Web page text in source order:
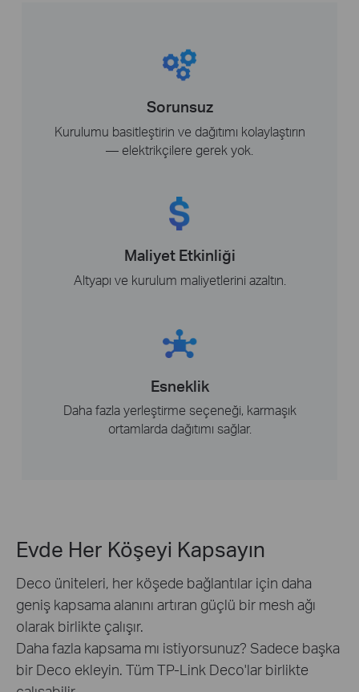
Sorunsuz
Kurulumu basitleştirin ve dağıtımı kolaylaştırın
— elektrikçilere gerek yok.
Maliyet Etkinliği
Altyapı ve kurulum maliyetlerini azaltın.
Esneklik
Daha fazla yerleştirme seçeneği, karmaşık
ortamlarda dağıtımı sağlar.
Evde Her Köşeyi Kapsayın
Deco üniteleri, her köşede bağlantılar için daha
geniş kapsama alanını artıran güçlü bir mesh ağı
olarak birlikte çalışır.
Daha fazla kapsama mı istiyorsunuz? Sadece başka
bir Deco ekleyin. Tüm TP-Link Deco'lar birlikte